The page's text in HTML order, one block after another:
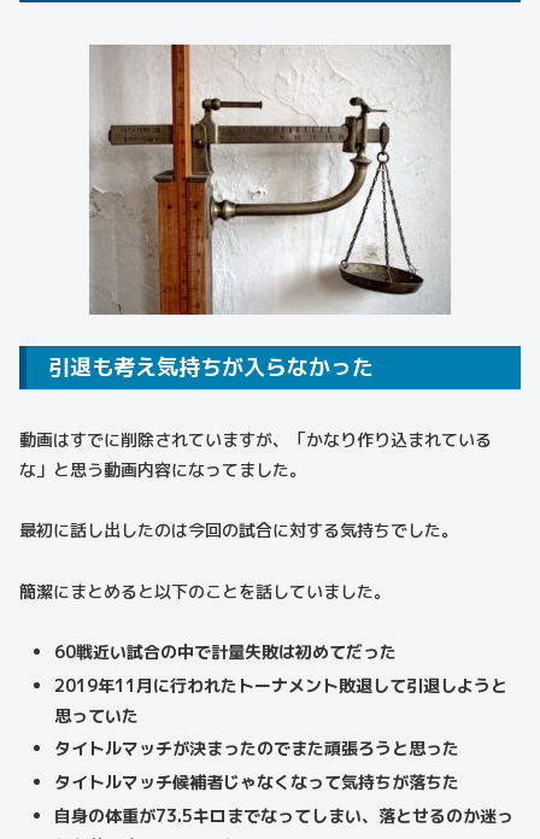
引退も考え気持ちが入らなかった
動画はすでに削除されていますが、「かなり作り込まれている
な」と思う動画内容になってました。
最初に話し出したのは今回の試合に対する気持ちでした。
簡潔にまとめると以下のことを話していました。
60戦近い試合の中で計量失敗は初めてだった
2019年11月に行われたトーナメント敗退して引退しようと
思っていた
タイトルマッチが決まったのでまた頑張ろうと思った
タイトルマッチ候補者じゃなくなって気持ちが落ちた
自身の体重が73.5キロまでなってしまい、落とせるのか迷っ